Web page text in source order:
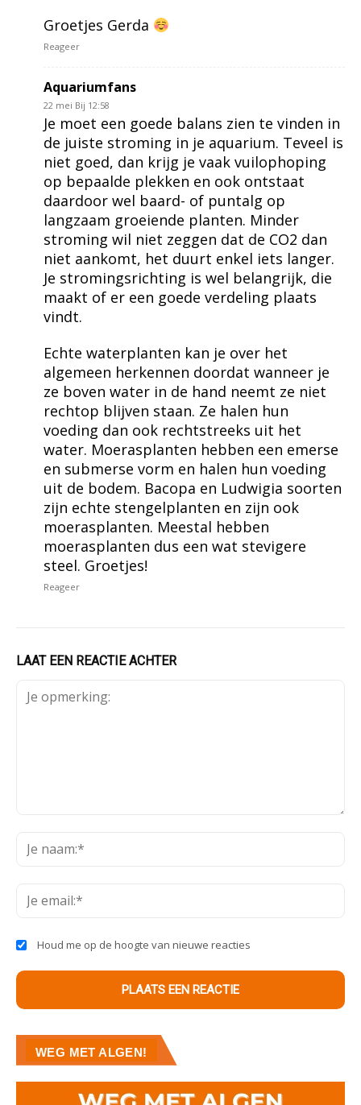
Groetjes Gerda
Reageer
Aquariumfans
22 mei Bij 12:58
Je moet een goede balans zien te vinden in
de juiste stroming in je aquarium. Teveel is
niet goed, dan krijg je vaak vuilophoping
op bepaalde plekken en ook ontstaat
daardoor wel baard- of puntalg op
langzaam groeiende planten. Minder
stroming wil niet zeggen dat de CO2 dan
niet aankomt, het duurt enkel iets langer.
Je stromingsrichting is wel belangrijk, die
maakt of er een goede verdeling plaats
vindt.
Echte waterplanten kan je over het
algemeen herkennen doordat wanneer je
ze boven water in de hand neemt ze niet
rechtop blijven staan. Ze halen hun
voeding dan ook rechtstreeks uit het
water. Moerasplanten hebben een emerse
en submerse vorm en halen hun voeding
uit de bodem. Bacopa en Ludwigia soorten
zijn echte stengelplanten en zijn ook
moerasplanten. Meestal hebben
moerasplanten dus een wat stevigere
steel. Groetjes!
Reageer
LAAT EEN REACTIE ACHTER
Houd me op de hoogte van nieuwe reacties
WEG MET ALGEN!